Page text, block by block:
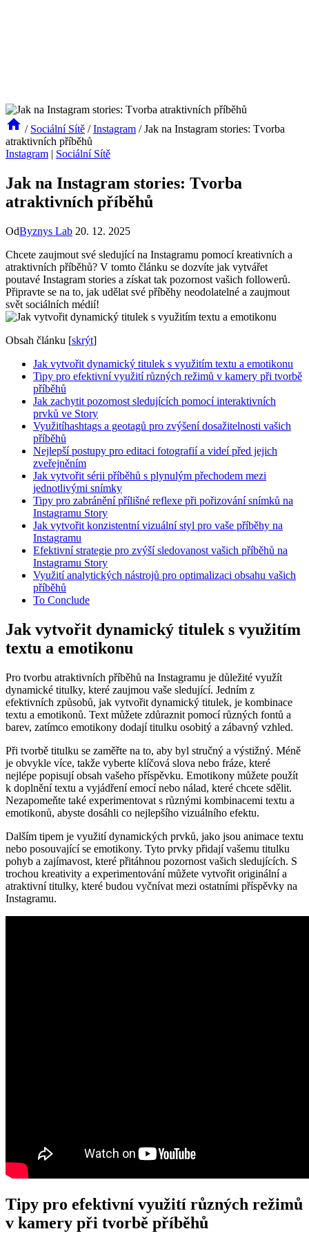
/ Sociální Sítě / Instagram / Jak na Instagram stories: Tvorba
atraktivních příběhů
Instagram | Sociální Sítě
Jak na Instagram stories: Tvorba
atraktivních příběhů
OdByznys Lab 20. 12. 2025
Chcete zaujmout své sledující na Instagramu pomocí kreativních a
atraktivních příběhů? V tomto článku se dozvíte jak vytvářet
poutavé Instagram stories a získat tak pozornost vašich followerů.
Připravte se na to, jak udělat své příběhy neodolatelné a zaujmout
svět sociálních médií!
Obsah článku [skrýt]
Jak vytvořit dynamický titulek s využitím textu a emotikonu
Tipy pro efektivní využití různých režimů v kamery při tvorbě
příběhů
Jak zachytit pozornost sledujících pomocí interaktivních
prvků ve Story
Využitíhashtags a geotagů pro zvýšení dosažitelnosti vašich
příběhů
Nejlepší postupy pro editaci fotografií a videí před jejich
zveřejněním
Jak vytvořit sérii příběhů s plynulým přechodem mezi
jednotlivými snímky
Tipy pro zabránění přílišné reflexe při pořizování snímků na
Instagramu Story
Jak vytvořit konzistentní vizuální styl pro vaše příběhy na
Instagramu
Efektivní strategie pro zvýší sledovanost vašich příběhů na
Instagramu Story
Využití analytických nástrojů pro optimalizaci obsahu vašich
příběhů
To Conclude
Jak vytvořit dynamický titulek s využitím
textu a emotikonu
Pro tvorbu atraktivních příběhů na Instagramu je důležité využít
dynamické titulky, které zaujmou vaše sledující. Jedním z
efektivních způsobů, jak vytvořit dynamický titulek, je kombinace
textu a emotikonů. Text můžete zdůraznit pomocí různých fontů a
barev, zatímco emotikony dodají titulku osobitý a zábavný vzhled.
Při tvorbě titulku se zaměřte na to, aby byl stručný a výstižný. Méně
je obvykle více, takže vyberte klíčová slova nebo fráze, které
nejlépe popisují obsah vašeho příspěvku. Emotikony můžete použít
k doplnění textu a vyjádření emocí nebo nálad, které chcete sdělit.
Nezapomeňte také experimentovat s různými kombinacemi textu a
emotikonů, abyste dosáhli co nejlepšího vizuálního efektu.
Dalším tipem je využití dynamických prvků, jako jsou animace textu
nebo posouvající se emotikony. Tyto prvky přidají vašemu titulku
pohyb a zajímavost, které přitáhnou pozornost vašich sledujících. S
trochou kreativity a experimentování můžete vytvořit originální a
atraktivní titulky, které budou vyčnívat mezi ostatními příspěvky na
Instagramu.
Tipy pro efektivní využití různých režimů
v kamery při tvorbě příběhů